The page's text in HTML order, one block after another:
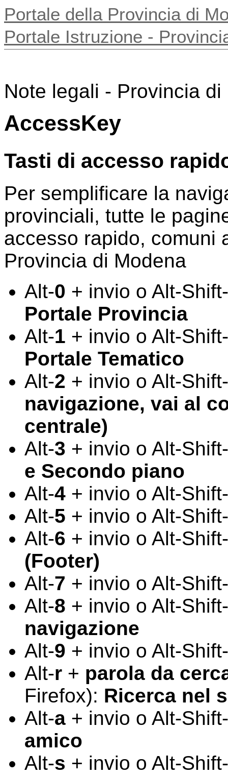
Portale della Provincia di
Portale Istruzione -
Note legali - Provincia di
AccessKey
Tasti di accesso
Per semplificare la
provinciali, tutte le
accesso rapido, comuni
Provincia di Modena
Alt-0 + invio o Alt-
Portale Provincia
Alt-1 + invio o Alt-
Portale Tematico
Alt-2 + invio o Alt-
navigazione, vai al
centrale)
Alt-3 + invio o Alt-
e Secondo piano
Alt-4 + invio o Alt-
Alt-5 + invio o Alt-
Alt-6 + invio o Alt-
(Footer)
Alt-7 + invio o Alt-
Alt-8 + invio o Alt-
navigazione
Alt-9 + invio o Alt-
Alt-r + parola da
Firefox): Ricerca nel
Alt-a + invio o Alt-
amico
Alt-s + invio o Alt-